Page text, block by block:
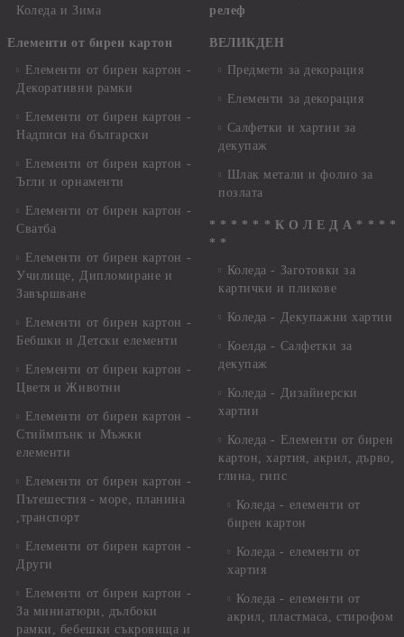
Коледа и Зима
Елементи от бирен картон
Елементи от бирен картон -
Декоративни рамки
Елементи от бирен картон -
Надписи на български
Елементи от бирен картон -
Ъгли и орнаменти
Елементи от бирен картон -
Сватба
Елементи от бирен картон -
Училище, Дипломиране и
Завършване
Елементи от бирен картон -
Бебшки и Детски елементи
Елементи от бирен картон -
Цветя и Животни
Елементи от бирен картон -
Стиймпънк и Мъжки
елементи
Елементи от бирен картон -
Пътешестия - море, планина
,транспорт
Елементи от бирен картон -
Други
Елементи от бирен картон -
За миниатюри, дълбоки
рамки, бебешки съкровища и
релеф
ВЕЛИКДЕН
Предмети за декорация
Елементи за декорация
Салфетки и хартии за
декупаж
Шлак метали и фолио за
позлата
* * * * * * К О Л Е Д А * * * *
* *
Коледа - Заготовки за
картички и пликове
Коледа - Декупажни хартии
Коелда - Салфетки за
декупаж
Коледа - Дизайнерски
хартии
Коледа - Eлементи от бирен
картон, хартия, акрил, дърво,
глина, гипс
Коледа - елементи от
бирен картон
Коледа - елементи от
хартия
Коледа - елементи от
акрил, пластмаса, стирофом